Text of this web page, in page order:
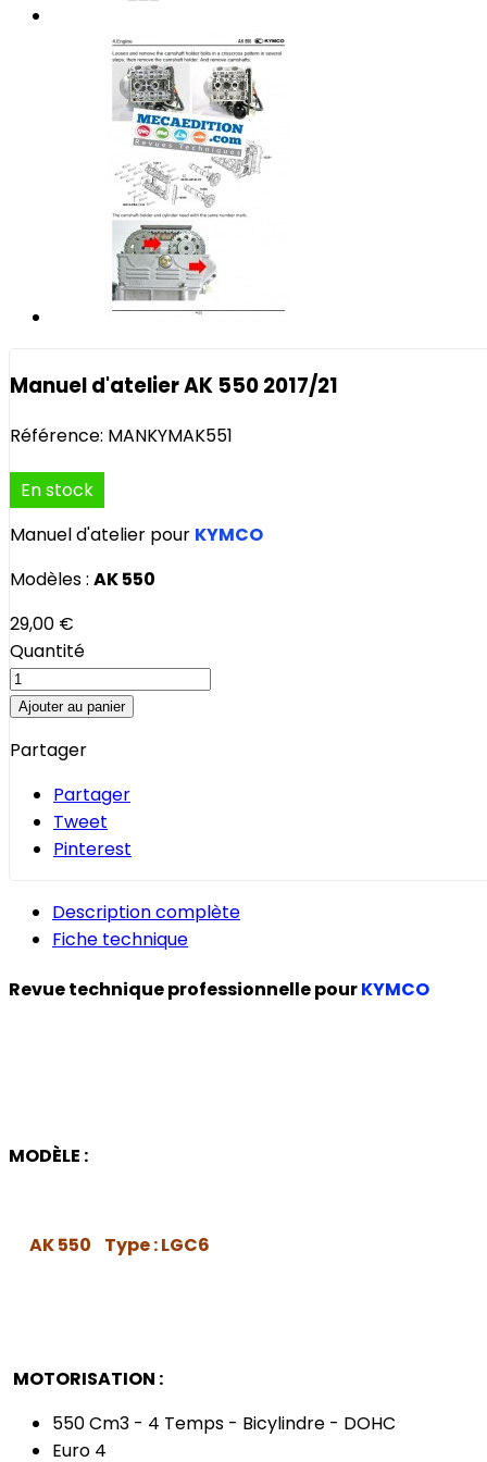
Manuel d'atelier AK 550 2017/21
Référence: MANKYMAK551
En stock
Manuel d'atelier pour KYMCO
Modèles : AK 550
29,00 €
Quantité
Ajouter au panier
Partager
Partager
Tweet
Pinterest
Description complète
Fiche technique
Revue technique professionnelle pourKYMCO
MODÈLE :
AK 550 Type : LGC6
MOTORISATION :
550 Cm3 - 4 Temps - Bicylindre - DOHC
Euro 4